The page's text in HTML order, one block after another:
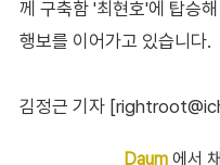
께 구축함 '최현호'에 탑승
행보를 이어가고 있습니다.
김정근 기자
Daum에서